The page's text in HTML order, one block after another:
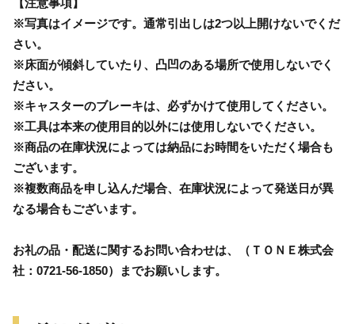
※写真はイメージです。通常引出しは2つ以上開けないでくだ
さい。
※床面が傾斜していたり、凸凹のある場所で使用しないでく
ださい。
※キャスターのブレーキは、必ずかけて使用してください。
※工具は本来の使用目的以外には使用しないでください。
※商品の在庫状況によっては納品にお時間をいただく場合も
ございます。
※複数商品を申し込んだ場合、在庫状況によって発送日が異
なる場合もございます。
お礼の品・配送に関するお問い合わせは、（ＴＯＮＥ株式会
社：0721-56-1850）までお願いします。